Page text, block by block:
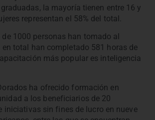
la mayoría tienen entre 16 y
representan el 58% del total.
de 1000 personas han tomado al
en total han completado 581 horas de
más popular es inteligencia
ha ofrecido formación en
a los beneficiarios de 20
iniciativas sin fines de lucro en nueve